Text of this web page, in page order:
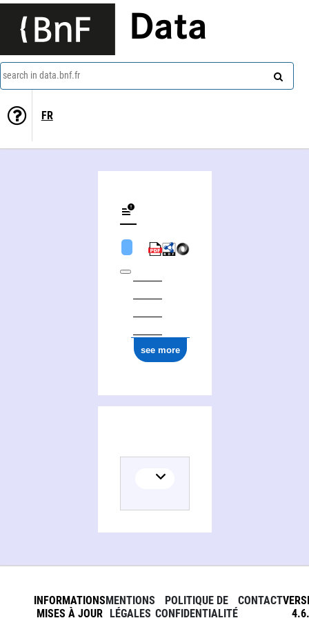
Data
search in data.bnf.fr
FR
see more
INFORMATIONS
MISES À JOUR
MENTIONS
LÉGALES
POLITIQUE DE
CONFIDENTIALITÉ
CONTACT